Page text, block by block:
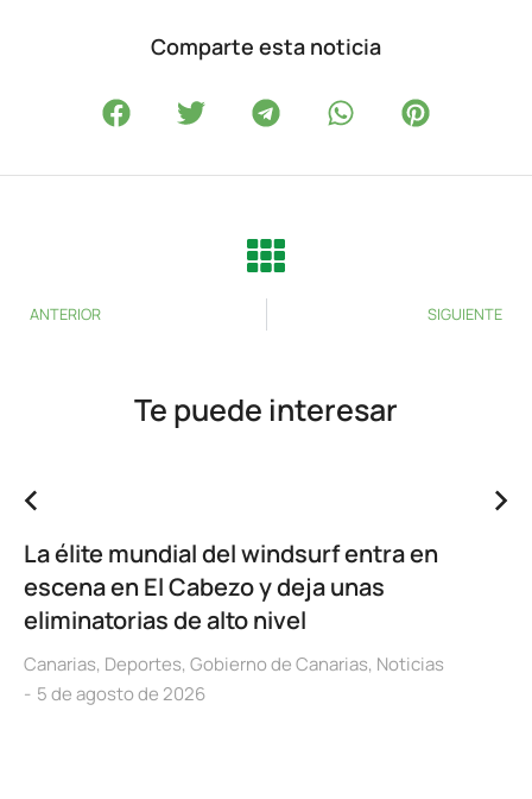
Comparte esta noticia
ANTERIOR SIGUIENTE
Te puede interesar
La élite mundial del windsurf entra en
escena en El Cabezo y deja unas
eliminatorias de alto nivel
Canarias, Deportes, Gobierno de Canarias, Noticias
5 de agosto de 2026